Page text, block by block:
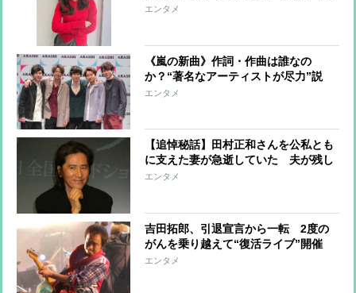
球にビッグラブです》と感謝の気持ち
エンタメ
《嵐の新曲》作詞・作曲は誰なの
か？“著名なアーティストが尽力”説
も お披露目に関しては一悶着「特番
エンタメ
【追悼秘話】田村正和さんを公私とも
に支えた妻が急逝していた 夫が残し
た“遺言”に最期まで向き合い、守り抜
エンタメ
吉田拓郎、引退宣言から一転 2度の
がんを乗り越えて“復活ライブ”開催
きっかけは毎朝の散歩コース「休憩な
エンタメ